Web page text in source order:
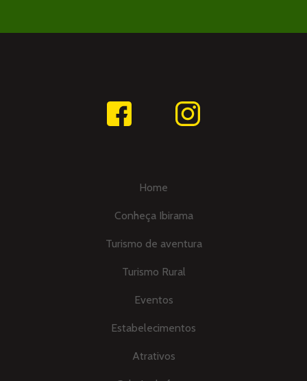
Home
Conheça Ibirama
Turismo de aventura
Turismo Rural
Eventos
Estabelecimentos
Atrativos